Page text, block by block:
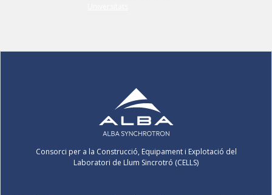
Consorci per a la Construcció, Equipament i Explotació del
Laboratori de Llum Sincrotró (CELLS)